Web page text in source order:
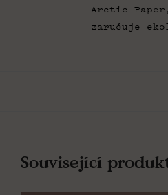
Arctic
zaručuje
Související